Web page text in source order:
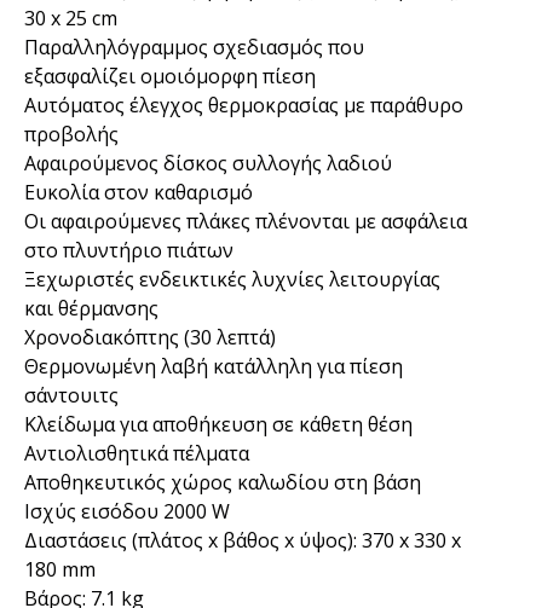
30 x 25 cm
Παραλληλόγραμμος σχεδιασμός που
εξασφαλίζει ομοιόμορφη πίεση
Αυτόματος έλεγχος θερμοκρασίας με παράθυρο
προβολής
Αφαιρούμενος δίσκος συλλογής λαδιού
Ευκολία στον καθαρισμό
Οι αφαιρούμενες πλάκες πλένονται με ασφάλεια
στο πλυντήριο πιάτων
Ξεχωριστές ενδεικτικές λυχνίες λειτουργίας
και θέρμανσης
Χρονοδιακόπτης (30 λεπτά)
Θερμονωμένη λαβή κατάλληλη για πίεση
σάντουιτς
Κλείδωμα για αποθήκευση σε κάθετη θέση
Αντιολισθητικά πέλματα
Αποθηκευτικός χώρος καλωδίου στη βάση
Ισχύς εισόδου 2000 W
Διαστάσεις (πλάτος x βάθος x ύψος): 370 x 330 x
180 mm
Βάρος: 7.1 kg